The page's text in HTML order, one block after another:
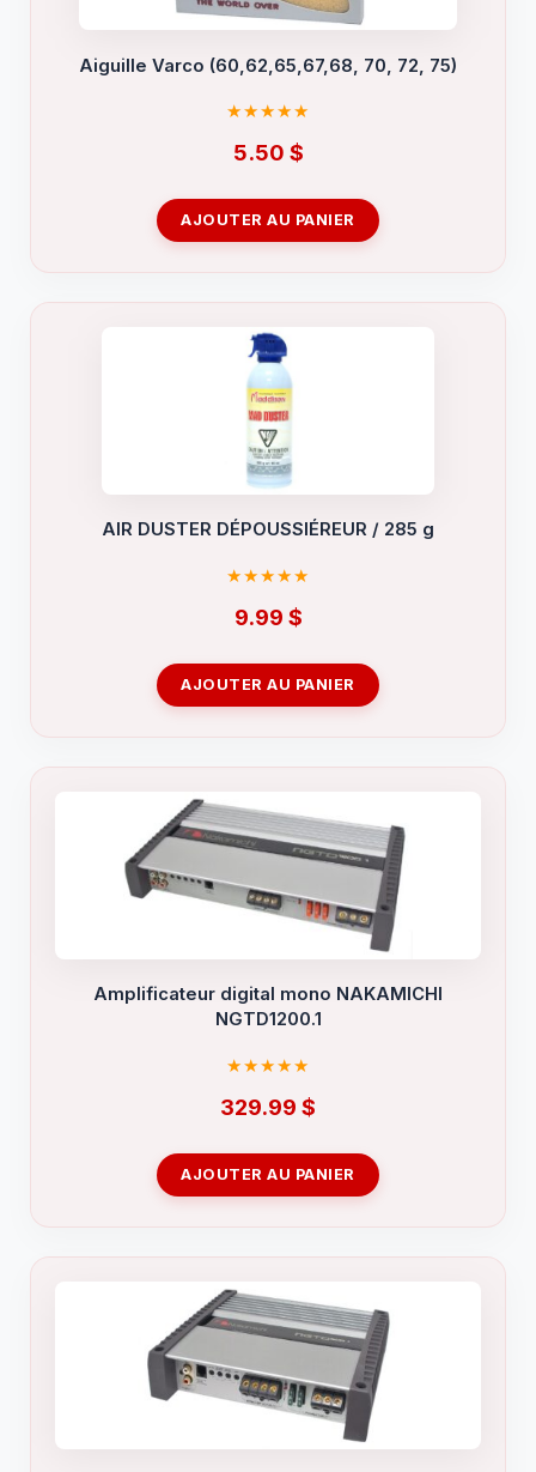
Aiguille Varco (60,62,65,67,68, 70, 72, 75)
5.50 $
AJOUTER AU PANIER
AIR DUSTER DÉPOUSSIÉREUR / 285 g
9.99 $
AJOUTER AU PANIER
Amplificateur digital mono NAKAMICHI
NGTD1200.1
329.99 $
AJOUTER AU PANIER